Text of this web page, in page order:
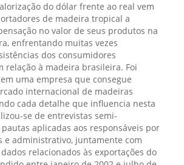
do dólar frente ao real vem
de madeira tropical a
no valor de seus produtos na
enfrentando muitas vezes
dos consumidores
relação à madeira brasileira. Foi
uma empresa que consegue
internacional de madeiras
cada detalhe que influencia nesta
se de entrevistas semi-
aplicadas aos responsáveis por
e administrativo, juntamente com
relacionados às exportações do